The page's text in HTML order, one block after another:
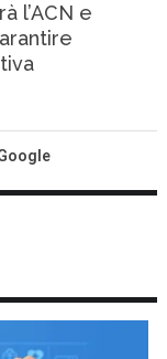
l’ACN e